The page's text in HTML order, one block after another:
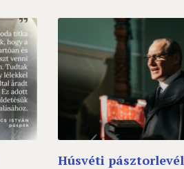
Húsvéti pásztorlevél